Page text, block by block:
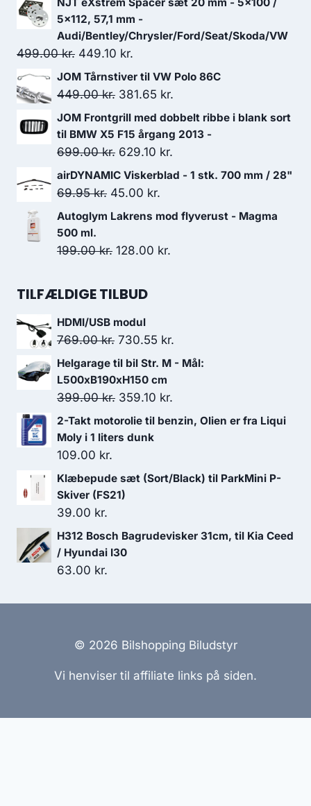
5x112, 57,1 mm -
Audi/Bentley/Chrysler/Ford/Seat/Skoda/VW
499.00kr. Den
oprindelige
pris
499.00 kr..
449.10 kr.
aktuelle
pris
449.10 kr..
JOM Tårnstiver til VW Polo 86C
449.00kr. Den
oprindelige
pris
var:
449.00 kr..
381.65 kr.
aktuelle
pris
381.65 kr..
JOM Frontgrill med dobbelt ribbe i blank sort
til BMW X5 F15 årgang 2013 -
699.00kr. Den
oprindelige
pris
629.10 kr.
aktuelle
629.10 kr..
airDYNAMIC Viskerblad - 1 stk. 700 mm / 28"
69.95kr. Den
oprindelige
var:
45.00 kr.
aktuelle
er:
Autoglym Lakrens mod flyverust - Magma
500 ml.
199.00kr. Den
pris
199.00 kr..
128.00 kr.
TILFÆLDIGE TILBUD
HDMI/USB modul
769.00kr. Den
oprindelige
pris
var:
769.00 kr..
730.55 kr.
aktuelle
730.55 kr..
Helgarage til bil Str. M - Mål:
L500xB190xH150 cm
399.00kr. Den
oprindelige
pris
399.00 kr..
359.10 kr.
aktuelle
359.10 kr..
2-Takt motorolie til benzin, Olien er fra Liqui
Moly i 1 liters dunk
109.00 kr.
Klæbepude sæt (Sort/Black) til ParkMini P-
Skiver (FS21)
39.00 kr.
H312 Bosch Bagrudevisker 31cm, til Kia Ceed
/ Hyundai I30
63.00 kr.
© 2026 Bilshopping Biludstyr
Vi henviser til affiliate links på siden.